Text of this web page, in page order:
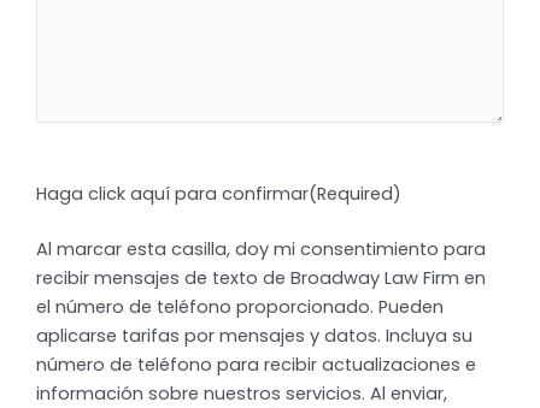
Haga click aquí para confirmar(Required)
Al marcar esta casilla, doy mi consentimiento para
recibir mensajes de texto de Broadway Law Firm en
el número de teléfono proporcionado. Pueden
aplicarse tarifas por mensajes y datos. Incluya su
número de teléfono para recibir actualizaciones e
información sobre nuestros servicios. Al enviar,